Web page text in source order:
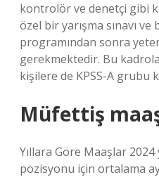
kontrolör ve denetçi gibi
özel bir yarışma sınavı
programından sonra
gerekmektedir. Bu
kişilere de KPSS-A grubu
Müfettiş
Yıllara Göre Maaşlar 2024
pozisyonu için ortalama